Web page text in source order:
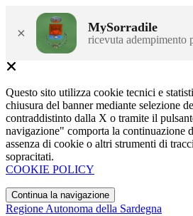
× MySorradile
ricevuta adempimento
Questo sito utilizza cookie tecnici e
chiusura del banner mediante selezione
contraddistinto dalla X o tramite il
navigazione" comporta la continuazione
assenza di cookie o altri strumenti di
sopracitati.
COOKIE POLICY
Continua la navigazione
Regione Autonoma della Sardegna